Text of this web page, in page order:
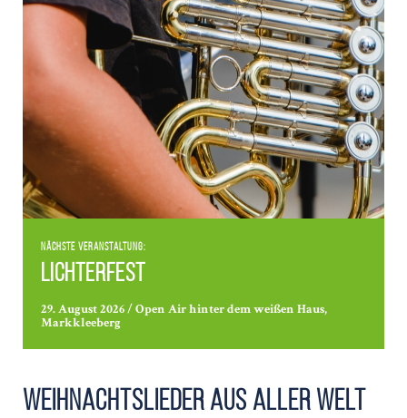
Nächste Veranstaltung:
Lichterfest
29. August 2026 / Open Air hinter dem weißen Haus,
Markkleeberg
Weihnachts­lieder aus aller Welt